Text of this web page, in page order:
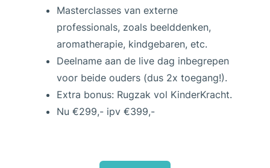
Masterclasses van externe
professionals, zoals beelddenken,
aromatherapie, kindgebaren, etc.
Deelname aan de live dag inbegrepen
voor beide ouders (dus 2x toegang!).
Extra bonus: Rugzak vol KinderKracht.
Nu €299,-ipv €399,-